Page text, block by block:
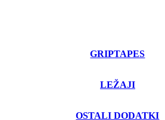
GRIPTAPES
LEŽAJI
OSTALI DODATKI